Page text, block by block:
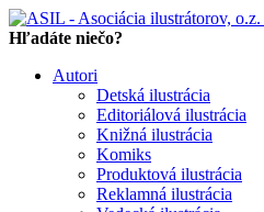
Hľadáte niečo?
Autori
Detská ilustrácia
Editoriálová ilustrácia
Knižná ilustrácia
Komiks
Produktová ilustrácia
Reklamná ilustrácia